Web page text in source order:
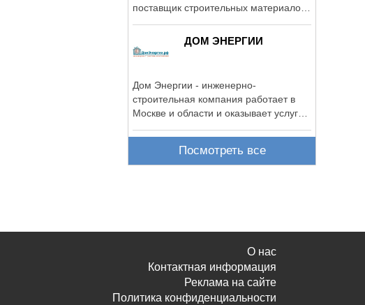
поставщик строительных материалов
ДОМ ЭНЕРГИИ
Дом Энергии - инженерно-
строительная компания работает в
Москве и области и оказывает услуги
Посмотреть все
О нас
Контактная информация
Реклама на сайте
Политика конфиденциальности